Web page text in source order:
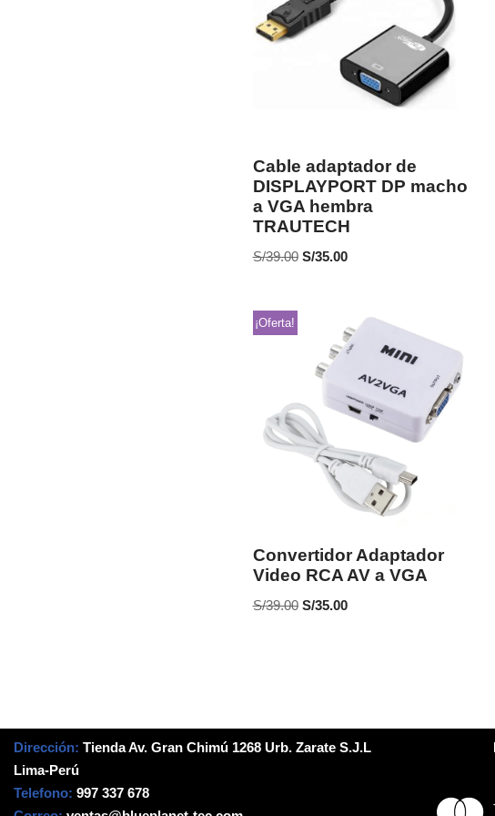
Cable adaptador de
DISPLAYPORT DP macho
a VGA hembra
TRAUTECH
S/39.00 S/35.00
¡Oferta!
Convertidor Adaptador
Video RCA AV a VGA
S/39.00 S/35.00
Dirección: Tienda Av. Gran Chimú 1268 Urb. Zarate S.J.L
Lima-Perú
Telefono: 997 337 678